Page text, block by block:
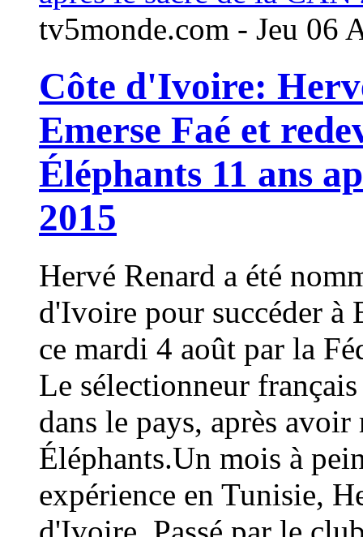
tv5monde.com - Jeu 06
Côte d'Ivoire:
Emerse Faé et
Éléphants 11 ans
2015
Hervé Renard a été
d'Ivoire pour succéder à
ce mardi 4 août par la
Le sélectionneur
dans le pays, après
Éléphants.Un mois à
expérience en Tunisie,